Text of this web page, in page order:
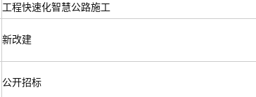
工程快速化智慧公路施工
新改建
公开招标